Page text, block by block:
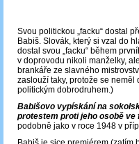
Svou politickou „facku“ dostal
Babiš. Slovák, který si vzal do
dostal svou „facku“ během
v doprovodu nikoli manželky,
brankáře ze slavného
zaslouží taky, protože se
politickým dobrodruhem.)
Babišovo vypískání na
protestem proti jeho osobě ve
podobně jako v roce 1948 v